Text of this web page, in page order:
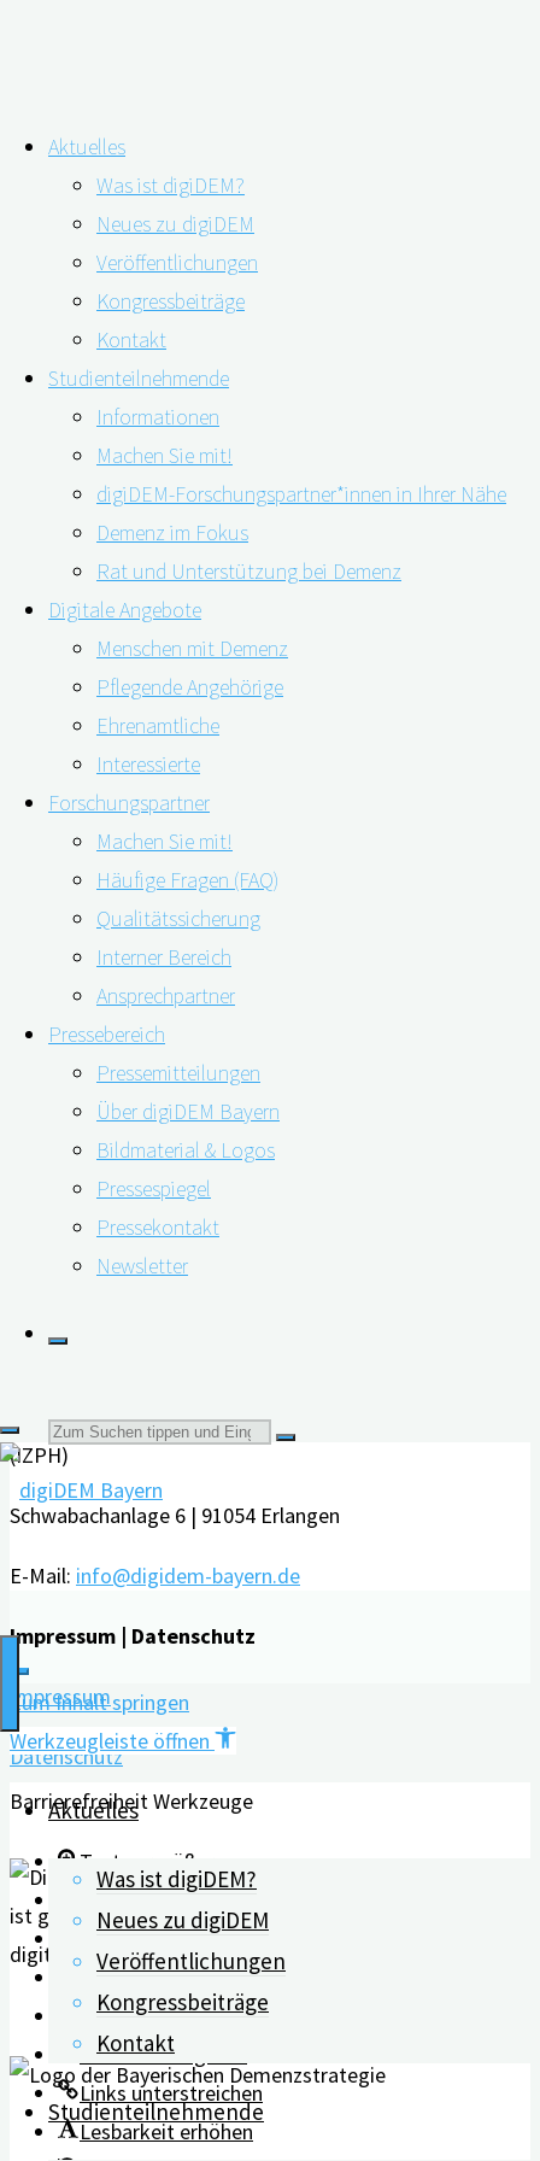
Inhalt
springen
Aktuelles
Was ist digiDEM?
Neues zu digiDEM
Veröffentlichungen
Kongressbeiträge
Kontakt
Studienteilnehmende
Informationen
Machen Sie mit!
digiDEM-Forschungspartner*innen in Ihrer Nähe
Demenz im Fokus
Rat und Unterstützung bei Demenz
Digitale Angebote
Menschen mit Demenz
Pflegende Angehörige
Ehrenamtliche
Interessierte
Forschungspartner
Machen Sie mit!
Häufige Fragen (FAQ)
Qualitätssicherung
Interner Bereich
Ansprechpartner
Pressebereich
Pressemitteilungen
Über digiDEM Bayern
Bildmaterial & Logos
Pressespiegel
Pressekontakt
Newsletter
Suchen
nach:
Aktuelles
Was ist digiDEM?
Neues zu digiDEM
Veröffentlichungen
Kongressbeiträge
Kontakt
Studienteilnehmende
Schlagwort:Fachtag Demenz
7. Bayerischer Fachtag Demenz in
Landshut: digiDEM Bayern-Team war
dabei
09.11.202210.11.2022
Das digiDEM Bayern-Team unter der Leitung von
digiDEM Bayern-Projektleiter Prof. Dr. med. Peter
Kolominsky-Rabas war zu Gast beim 7. Bayerischen
Fachtag Demenz am 8. November 2022 in Landshut. Zu
der ganztägigen Veranstaltung eingeladen hatte das
Bayerische Staatsministerium für Gesundheit und
Pflege. In den vollbesetzten Stadtsälen Bernlochner
lauschten zahlreiche Teilnehmende aus …
weiterlesen"7.
Bayerischer
Landshut:
Bayern-
Team
war
Interdisziplinäres Zentrum für HTA und Public Health
(IZPH)
Schwabachanlage 6 | 91054 Erlangen
E-Mail: info@digidem-bayern.de
Impressum | Datenschutz
Impressum
Datenschutz
Zum Inhalt springen
Werkzeugleiste öffnen
Barrierefreiheit Werkzeuge
Text vergrößern
Text verkleinern
Graustufen
Hoher Kontrast
Negativer Kontrast
Heller Hintergrund
Links unterstreichen
Lesbarkeit erhöhen